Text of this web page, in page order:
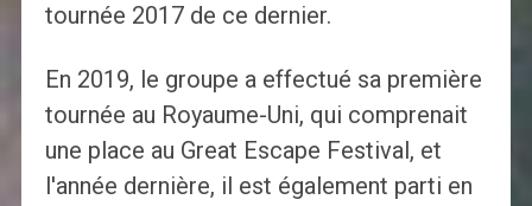
tournée 2017 de ce dernier.
En 2019, le groupe a effectué sa première
tournée au Royaume-Uni, qui comprenait
une place au Great Escape Festival, et
l'année dernière, il est également parti en